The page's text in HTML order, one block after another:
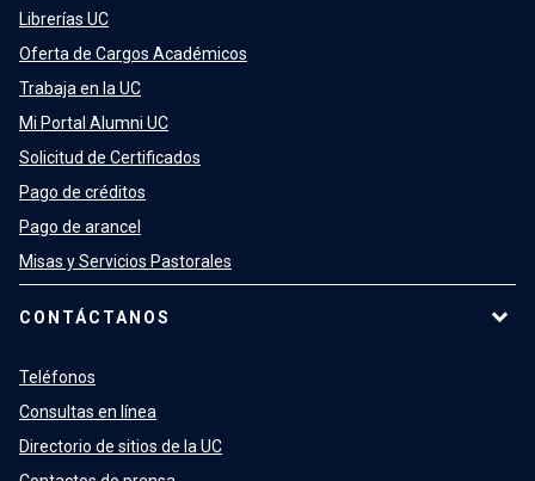
Librerías UC
Oferta de Cargos Académicos
Trabaja en la UC
Mi Portal Alumni UC
Solicitud de Certificados
Pago de créditos
Pago de arancel
Misas y Servicios Pastorales
CONTÁCTANOS
Teléfonos
Consultas en línea
Directorio de sitios de la UC